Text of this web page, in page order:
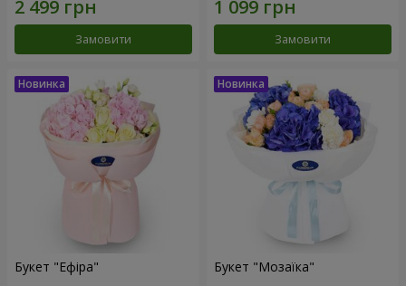
Замовити Замовити
Букет "Ефіра" Букет "Мозаїка"